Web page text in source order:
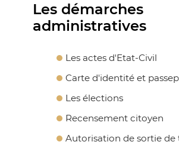
Les démarches
administratives
Les actes d'Etat-Civil
Carte d'identité et
Les élections
Recensement citoyen
Autorisation de sortie